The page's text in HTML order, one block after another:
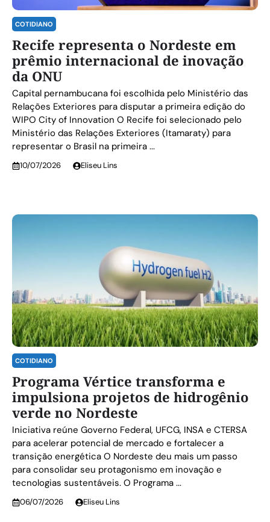
COTIDIANO
Recife representa o Nordeste em
prêmio internacional de inovação
da ONU
Capital pernambucana foi escolhida pelo Ministério das
Relações Exteriores para disputar a primeira edição do
WIPO City of Innovation O Recife foi selecionado pelo
Ministério das Relações Exteriores (Itamaraty) para
representar o Brasil na primeira ...
10/07/2026 Eliseu Lins
COTIDIANO
Programa Vértice transforma e
impulsiona projetos de hidrogênio
verde no Nordeste
Iniciativa reúne Governo Federal, UFCG, INSA e CTERSA
para acelerar potencial de mercado e fortalecer a
transição energética O Nordeste deu mais um passo
para consolidar seu protagonismo em inovação e
tecnologias sustentáveis. O Programa ...
06/07/2026 Eliseu Lins